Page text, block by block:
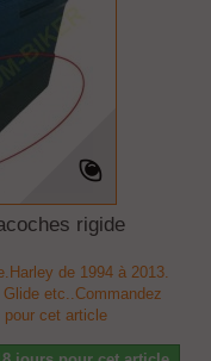
rigide
de 1994 à 2013.
etc..Commandez
pour cet article